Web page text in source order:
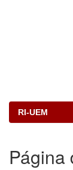
RI-UEM
Página